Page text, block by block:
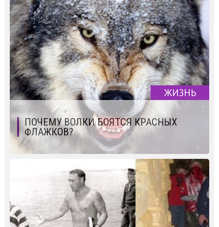
ЖИЗНЬ
ПОЧЕМУ ВОЛКИ БОЯТСЯ КРАСНЫХ
ФЛАЖКОВ?